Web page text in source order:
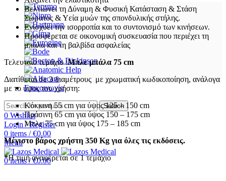
Επικοινωνία
Search
0 Wishlist
Login / Register
0 items / €0.00
Menu
0items / €0.00
Βελτιώνει τη Δύναμη & Φυσική Κατάσταση & Στάση
Σώματος & Υεία μυών της σπονδυλικής στήλης.
Ενισχύει την ισορροπία και το συντονισμό των κινήσεων.
Προσφέρεται σε οικονομική συσκευασία που περιέχει τη
μπάλα και τη βαλβίδα ασφαλείας
Τελευταίο τεμάχιο :Μπλε μπάλα 75 cm
Διατίθεται σε 3 διαμέτρους με χρωματική κωδικοποίηση, ανάλογα
με το ύψος του χρήστη:
Κόκκινη 55 cm για ύψος 125 – 150 cm
Πράσινη 65 cm για ύψος 150 – 175 cm
Μπλε 75 cm για ύψος 175 – 185 cm
Μέγιστο βάρος χρήστη 350 Kg για όλες τις εκδόσεις.
*Η τιμή αναφέρεται σε 1 τεμάχιο